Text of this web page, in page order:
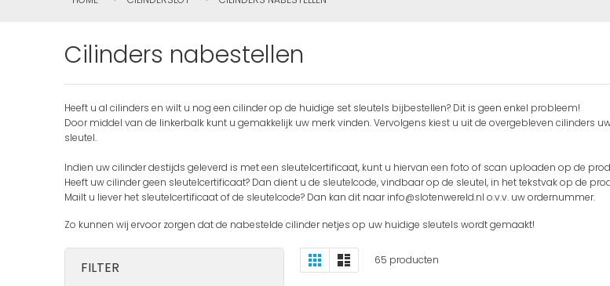
Cilinders nabestellen
Heeft u al cilinders en wilt u nog een cilinder op de huidige set sleutels bijbestellen? Dit is geen enkel probleem!
Door middel van de linkerbalk kunt u gemakkelijk uw merk vinden. Vervolgens kiest u uit de overgebleven cilinders
sleutel.
Indien uw cilinder destijds geleverd is met een sleutelcertificaat, kunt u hiervan een foto of scan uploaden op de
Heeft uw cilinder geen sleutelcertificaat? Dan dient u de sleutelcode, vindbaar op de sleutel, in het tekstvak op de
Mailt u liever het sleutelcertificaat of de sleutelcode? Dan kan dit naarinfo@slotenwereld.nl o.v.v. uw ordernummer.
Zo kunnen wij ervoor zorgen dat de nabestelde cilinder netjes op uw huidige sleutels wordt gemaakt!
FILTER
Tonen
als
Foto-
tabel
Lijst 65 producten